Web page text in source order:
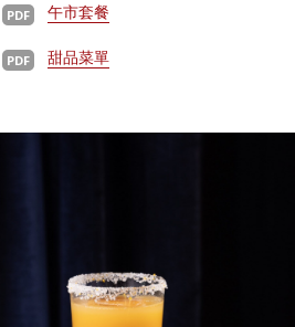
午市套餐
甜品菜單